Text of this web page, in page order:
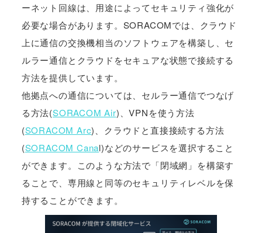
ーネット回線は、用途によってセキュリティ強化が
必要な場合があります。SORACOMでは、クラウド
上に通信の交換機相当のソフトウェアを構築し、セ
ルラー通信とクラウドをセキュアな状態で接続する
方法を提供しています。
他拠点への通信については、セルラー通信でつなげ
る方法(SORACOM Air)、VPNを使う方法
(SORACOM Arc)、クラウドと直接接続する方法
(SORACOM Canal)などのサービスを選択すること
ができます。このような方法で「閉域網」を構築す
ることで、専用線と同等のセキュリティレベルを保
持することができます。